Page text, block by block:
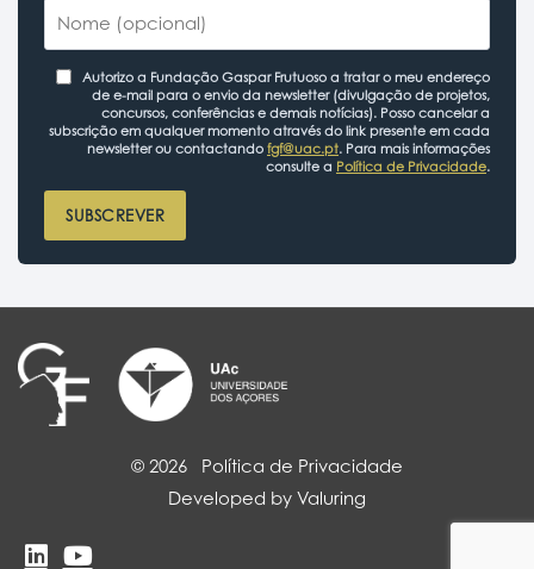
Autorizo a Fundação Gaspar Frutuoso a tratar o meu endereço
de e-mail para o envio da newsletter (divulgação de projetos,
concursos, conferências e demais notícias). Posso cancelar a
subscrição em qualquer momento através do link presente em cada
newsletter ou contactando fgf@uac.pt. Para mais informações
consulte a Política de Privacidade.
SUBSCREVER
© 2026 Política de Privacidade
Developed by Valuring